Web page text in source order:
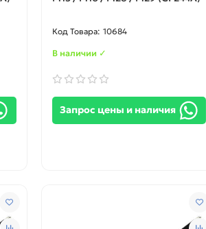
10684
В наличии ✓
Запрос цены и наличия